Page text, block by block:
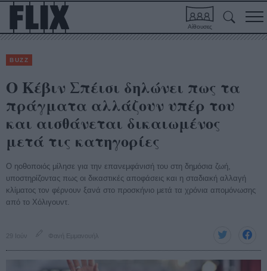
Αίθουσες
BUZZ
Ο Κέβιν Σπέισι δηλώνει πως τα
πράγματα αλλάζουν υπέρ του
και αισθάνεται δικαιωμένος
μετά τις κατηγορίες
Ο ηοθοποιός μίλησε για την επανεμφάνισή του στη δημόσια ζωή,
υποστηρίζοντας πως οι δικαστικές αποφάσεις και η σταδιακή αλλαγή
κλίματος τον φέρνουν ξανά στο προσκήνιο μετά τα χρόνια απομόνωσης
από το Χόλιγουντ.
29 Ιούν Φανή Εμμανουήλ